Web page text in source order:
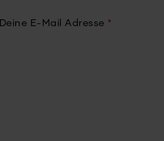
Deine E-Mail Adresse *